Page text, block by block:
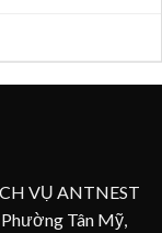
VỤ ANTNEST
Tân Mỹ,